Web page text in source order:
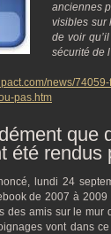
anciennes
visibles sur
de voir
sécurité de
news/
pas.htm
que
été rendus
lundi 24
de 2007 à
des amis sur le mur
vont dans